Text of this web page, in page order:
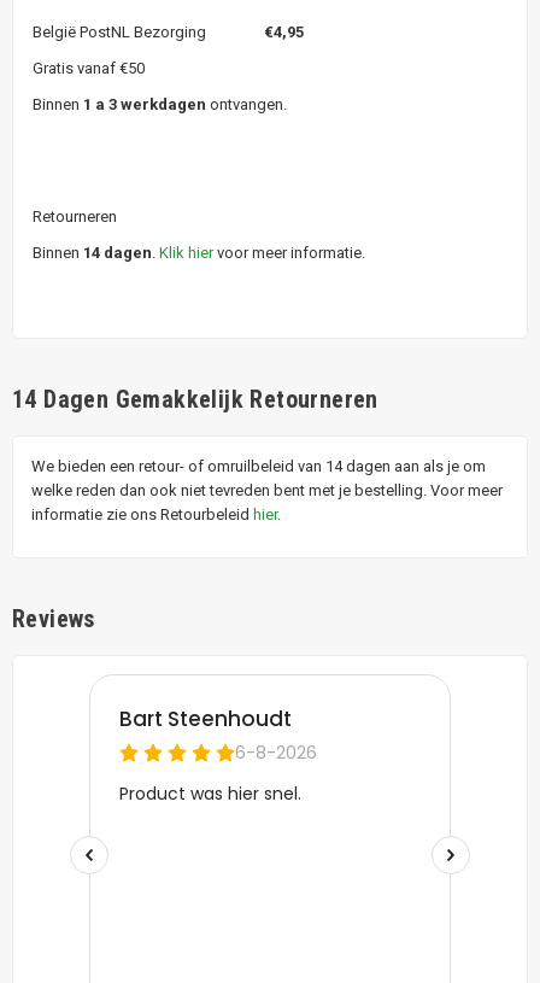
België PostNL Bezorging €4,95
Gratis vanaf €50
Binnen 1 a 3 werkdagen ontvangen.
Retourneren
Binnen 14 dagen Klik hiervoor meer informatie.
14 Dagen Gemakkelijk Retourneren
We bieden een retour- of omruilbeleid van 14 dagen aan als je om
welke reden dan ook niet tevreden bent met je bestelling. Voor meer
informatie zie ons Retourbeleid hier.
Reviews